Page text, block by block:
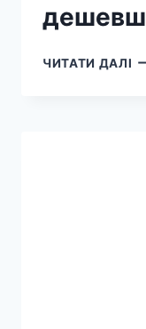
ЧИТАТИ ДАЛІ